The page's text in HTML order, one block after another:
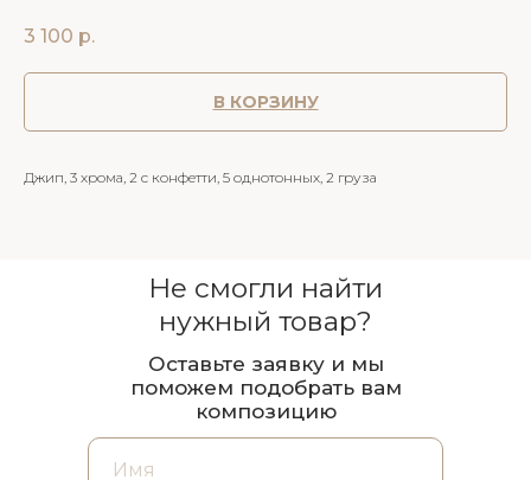
3 100 р.
В КОРЗИНУ
Джип, 3 хрома, 2 с конфетти, 5 однотонных, 2 груза
Не смогли найти
нужный товар?
Оставьте заявку и мы
поможем подобрать вам
композицию